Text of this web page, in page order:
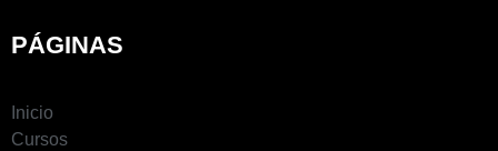
PÁGINAS
Inicio
Cursos